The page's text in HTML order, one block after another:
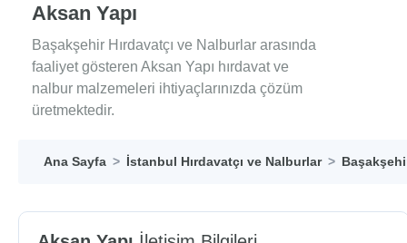
Aksan Yapı
Başakşehir Hırdavatçı ve Nalburlar arasında
faaliyet gösteren Aksan Yapı hırdavat ve
nalbur malzemeleri ihtiyaçlarınızda çözüm
üretmektedir.
Ana Sayfa İstanbul Hırdavatçı ve Nalburlar